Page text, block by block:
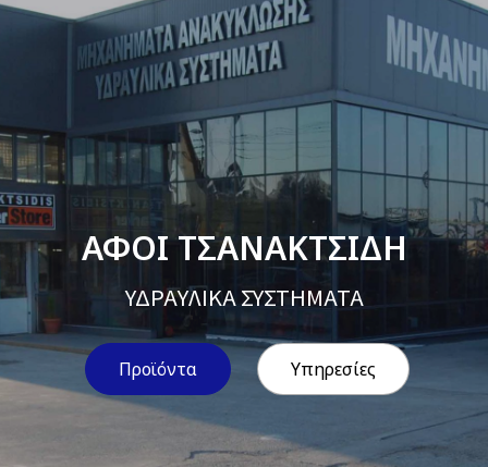
ΑΦΟΙ ΤΣΑΝΑΚΤΣΙΔΗ
ΥΔΡΑΥΛΙΚΑ ΣΥΣΤΗΜΑΤΑ
Προϊόντα Υπηρεσίες